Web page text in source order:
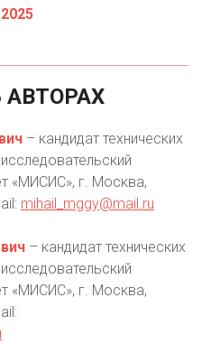
АВТОРАХ
– кандидат технических
«МИСИС», г. Москва,
mihail_mggy@mail.ru
– кандидат технических
«МИСИС», г. Москва,